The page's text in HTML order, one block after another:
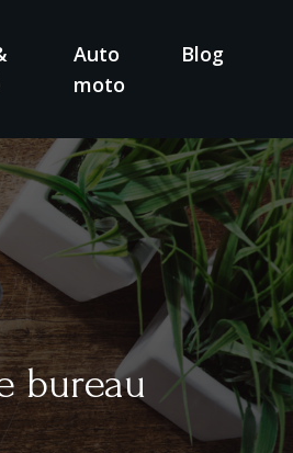
Auto
moto
Blog
bureau